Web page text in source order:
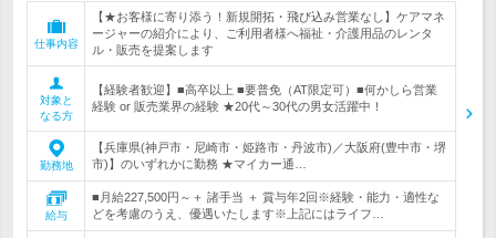
仕事内容
【★お客様に寄り添う！新規開拓・飛び込み営業なし】ケアマネ
ージャーの紹介により、ご利用者様へ福祉・介護用品のレンタ
ル・販売を提案します
対象と
なる方
【経験者歓迎】■高卒以上 ■要普免（AT限定可）■何かしら営業
経験 or 販売業界の経験 ★20代～30代の男女活躍中！
勤務地
【兵庫県(神戸市・尼崎市・姫路市・丹波市)／大阪府(豊中市・堺
市)】のいずれかに勤務 ★マイカー通…
給与
■月給227,500円～＋ 諸手当 ＋ 賞与年2回※経験・能力・適性な
どを考慮のうえ、優遇いたします※上記にはライフ…